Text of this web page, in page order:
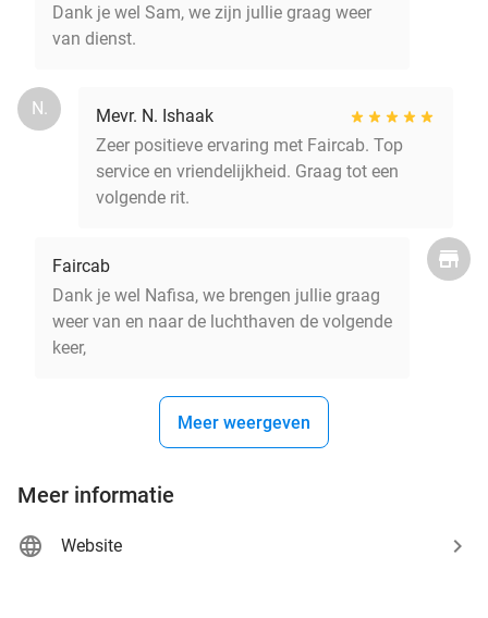
Dank je wel Sam, we zijn jullie graag weer
van dienst.
N.
Mevr. N. Ishaak
Zeer positieve ervaring met Faircab. Top
service en vriendelijkheid. Graag tot een
volgende rit.
Faircab
Dank je wel Nafisa, we brengen jullie graag
weer van en naar de luchthaven de volgende
keer,
Meer weergeven
Meer informatie
Website